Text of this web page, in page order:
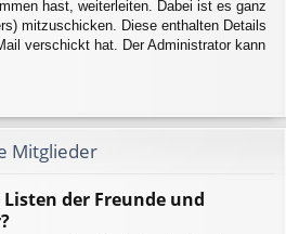
hast, weiterleiten. Dabei ist es ganz
mitzuschicken. Diese enthalten Details
verschickt hat. Der Administrator kann
Mitglieder
der Freunde und